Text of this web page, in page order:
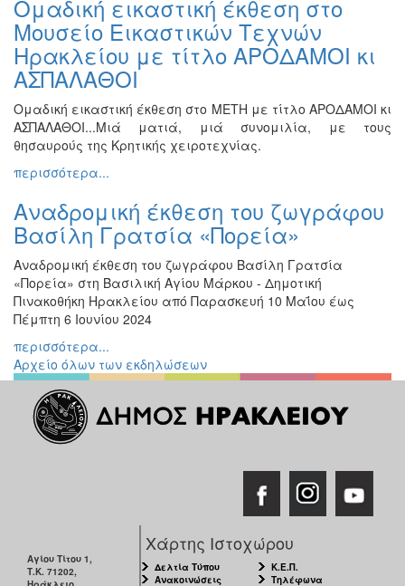
Ζωγραφική
Φωτογραφία
Τραγούδι
Κινηματογράφος
Χορός
Θέατρο
Παζάρι
Ειδών
Συνέδρια
Ημερίδες
-
Διημερίδες
Σεμινάρια-
Διαλέξεις-
Ομιλίες
Διάφορες
Εκθέσεις
Εκδηλώσεις
Ομαδική εικαστική έκθεση στο
Μουσείο Εικαστικών Τεχνών
Ηρακλείου με τίτλο ΑΡΟΔΑΜΟΙ κι
ΑΣΠΑΛΑΘΟΙ
Ομαδική εικαστική έκθεση στο ΜΕΤΗ με τίτλο ΑΡΟΔΑΜΟΙ κι
ΑΣΠΑΛΑΘΟΙ...Μιά ματιά, μιά συνομιλία, με τους
θησαυρούς της Κρητικής χειροτεχνίας.
περισσότερα...
Αναδρομική έκθεση του ζωγράφου
Βασίλη Γρατσία «Πορεία»
Αναδρομική έκθεση του ζωγράφου Βασίλη Γρατσία
«Πορεία» στη Βασιλική Αγίου Μάρκου - Δημοτική
Πινακοθήκη Ηρακλείου από Παρασκευή 10 Μαΐου έως
Πέμπτη 6 Ιουνίου 2024
περισσότερα...
Αρχείο όλων των εκδηλώσεων
Αγίου Τίτου 1,
Τ.Κ. 71202,
Χάρτης Ιστοχώρου
Δελτία Τύπου
Ανακοινώσεις
Κ.Ε.Π.
Τηλέφωνα